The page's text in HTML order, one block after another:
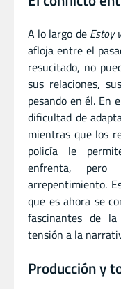
A lo largo de Estoy
afloja entre el
resucitado, no
sus relaciones,
pesando en él. En
dificultad de
mientras que los
policía le
enfrenta,
arrepentimiento.
que es ahora se
fascinantes de
tensión a la
Producción y